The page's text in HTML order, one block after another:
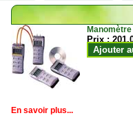
Prix :
Ajouter
En savoir plus...